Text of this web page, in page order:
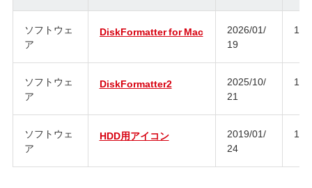
ソフトウェ
ア
DiskFormatter for Mac
2026/01/
19
ソフトウェ
ア
DiskFormatter2
2025/10/
21
ソフトウェ
ア
HDD用アイコン
2019/01/
24